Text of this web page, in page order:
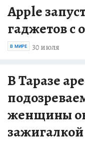
Apple
гаджетов с
30 июля
В МИРЕ
В Таразе
женщины
зажигалкой